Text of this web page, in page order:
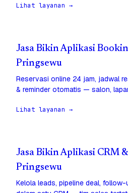
Lihat layanan →
Jasa Bikin Aplikasi
Pringsewu
Reservasi online 24 jam, jadwal
& reminder otomatis — salon,
Lihat layanan →
Jasa Bikin Aplikasi CRM
Pringsewu
Kelola leads, pipeline deal,